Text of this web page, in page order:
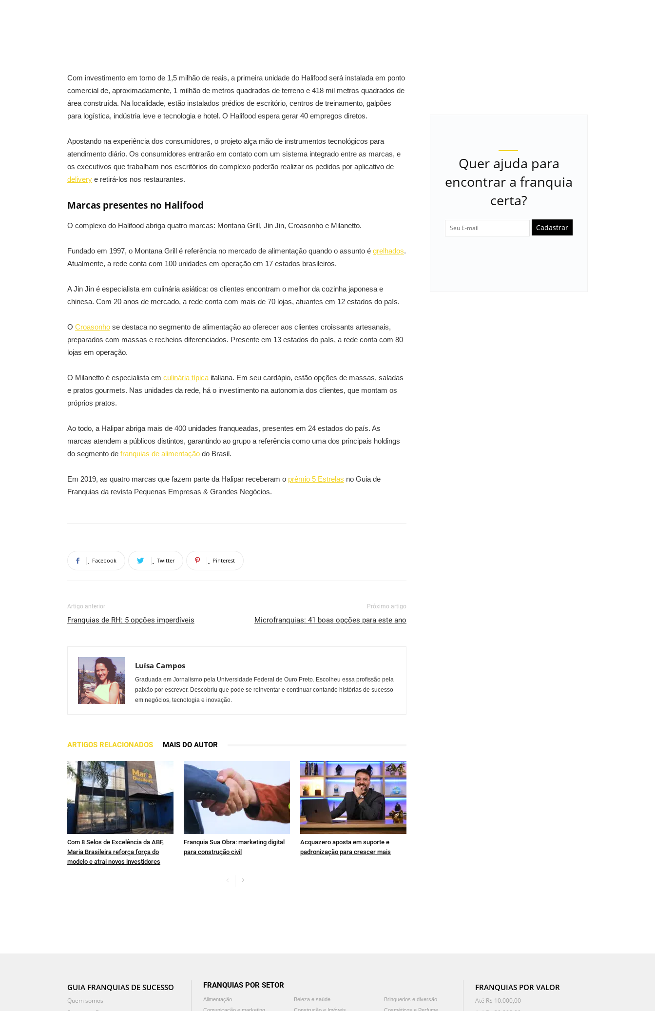
Com investimento em torno de 1,5 milhão de reais, a primeira unidade do Halifood será instalada em ponto
comercial de, aproximadamente, 1 milhão de metros quadrados de terreno e 418 mil metros quadrados de
área construída. Na localidade, estão instalados prédios de escritório, centros de treinamento, galpões
para logística, indústria leve e tecnologia e hotel. O Halifood espera gerar 40 empregos diretos.
Apostando na experiência dos consumidores, o projeto alça mão de instrumentos tecnológicos para
atendimento diário. Os consumidores entrarão em contato com um sistema integrado entre as marcas, e
os executivos que trabalham nos escritórios do complexo poderão realizar os pedidos por aplicativo de
delivery e retirá-los nos restaurantes.
Marcas presentes no Halifood
O complexo do Halifood abriga quatro marcas: Montana Grill, Jin Jin, Croasonho e Milanetto.
Fundado em 1997, o Montana Grill é referência no mercado de alimentação quando o assunto é grelhados.
Atualmente, a rede conta com 100 unidades em operação em 17 estados brasileiros.
A Jin Jin é especialista em culinária asiática: os clientes encontram o melhor da cozinha japonesa e
chinesa. Com 20 anos de mercado, a rede conta com mais de 70 lojas, atuantes em 12 estados do país.
O Croasonho se destaca no segmento de alimentação ao oferecer aos clientes croissants artesanais,
preparados com massas e recheios diferenciados. Presente em 13 estados do país, a rede conta com 80
lojas em operação.
O Milanetto é especialista em culinária típica italiana. Em seu cardápio, estão opções de massas, saladas
e pratos gourmets. Nas unidades da rede, há o investimento na autonomia dos clientes, que montam os
próprios pratos.
Ao todo, a Halipar abriga mais de 400 unidades franqueadas, presentes em 24 estados do país. As
marcas atendem a públicos distintos, garantindo ao grupo a referência como uma dos principais holdings
do segmento de franquias de alimentação do Brasil.
Em 2019, as quatro marcas que fazem parte da Halipar receberam o prêmio 5 Estrelas no Guia de
Franquias da revista Pequenas Empresas & Grandes Negócios.
Facebook Twitter Pinterest
Artigo anterior
Franquias de RH: 5 opções imperdíveis
Próximo artigo
Microfranquias: 41 boas opções para este ano
Luísa Campos
Graduada em Jornalismo pela Universidade Federal de Ouro Preto. Escolheu essa profissão pela
paixão por escrever. Descobriu que pode se reinventar e continuar contando histórias de sucesso
em negócios, tecnologia e inovação.
ARTIGOS RELACIONADOS MAIS DO AUTOR
Com 8 Selos de Excelência da ABF,
Maria Brasileira reforça força do
modelo e atrai novos investidores
Franquia Sua Obra: marketing digital
para construção civil
Acquazero aposta em suporte e
padronização para crescer mais
Quer ajuda para
encontrar a franquia
certa?
Cadastrar
GUIA FRANQUIAS DE SUCESSO
Quem somos
FRANQUIAS POR SETOR
Alimentação Beleza e saúde
Brinquedos e diversão
FRANQUIAS POR VALOR
Até R$ 10.000,00